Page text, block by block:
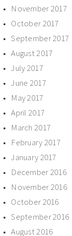
November 2017
October 2017
September 2017
August 2017
July 2017
June 2017
May 2017
April 2017
March 2017
February 2017
January 2017
December 2016
November 2016
October 2016
September 2016
August 2016